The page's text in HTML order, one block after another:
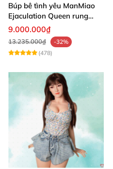
Búp bê tình yêu ManMiao
Ejaculation Queen rung
cảm biến sưởi ấm phun
9.000.000₫
13.235.000₫
-32%
(478)